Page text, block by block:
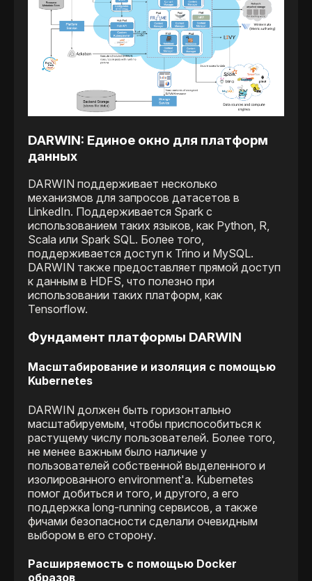
DARWIN: Единое окно для платформ
данных
DARWIN поддерживает несколько
механизмов для запросов датасетов в
LinkedIn. Поддерживается Spark с
использованием таких языков, как Python, R,
Scala или Spark SQL. Более того,
поддерживается доступ к Trino и MySQL.
DARWIN также предоставляет прямой доступ
к данным в HDFS, что полезно при
использовании таких платформ, как
Tensorflow.
Фундамент платформы DARWIN
Масштабирование и изоляция с помощью
Kubernetes
DARWIN должен быть горизонтально
масштабируемым, чтобы приспособиться к
растущему числу пользователей. Более того,
не менее важным было наличие у
пользователей собственной выделенного и
изолированного environment'a. Kubernetes
помог добиться и того, и другого, а его
поддержка long-running сервисов, а также
фичами безопасности сделали очевидным
выбором в его сторону.
Расширяемость с помощью Docker
образов